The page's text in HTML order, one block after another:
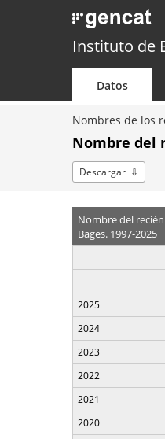
Instituto de
Datos
Nombres de los
Nombre del
Descargar
Nombre del
Bages. 1997-2025
2025
2024
2023
2022
2021
2020